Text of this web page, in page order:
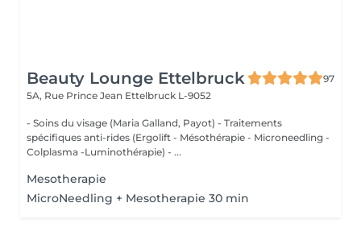
Beauty Lounge Ettelbruck
97
5A, Rue Prince Jean Ettelbruck L-9052
- Soins du visage (Maria Galland, Payot) - Traitements
spécifiques anti-rides (Ergolift - Mésothérapie - Microneedling -
Colplasma -Luminothérapie) - ...
Mesotherapie
MicroNeedling + Mesotherapie 30 min